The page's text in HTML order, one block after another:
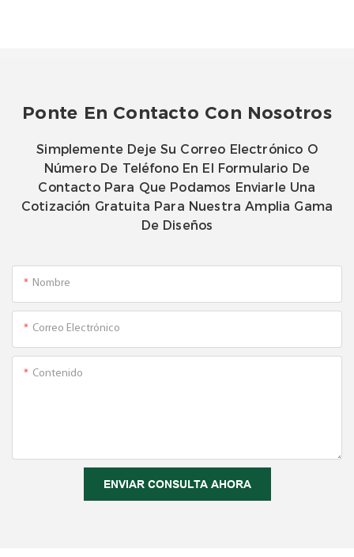
Ponte En Contacto Con Nosotros
Simplemente Deje Su Correo Electrónico O
Número De Teléfono En El Formulario De
Contacto Para Que Podamos Enviarle Una
Cotización Gratuita Para Nuestra Amplia Gama
De Diseños
Nombre
Correo Electrónico
Contenido
ENVIAR CONSULTA AHORA